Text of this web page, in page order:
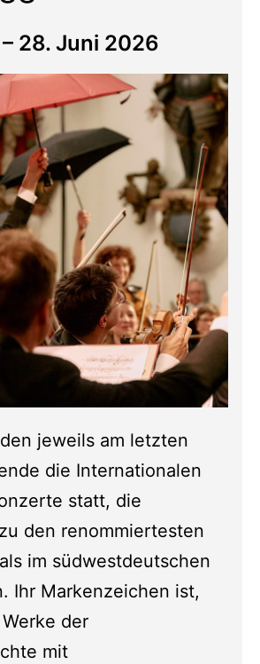
28. Juni 2026
jeweils am letzten
die Internationalen
statt, die
den renommiertesten
im südwestdeutschen
Ihr Markenzeichen ist,
der
mit